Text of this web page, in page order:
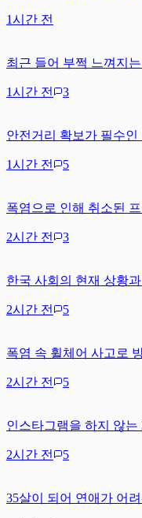
1시간 전
최근 들어 부쩍 느껴지
1시간 전 3
안전거리 확보가 필수인
1시간 전 5
폭염으로 인해 취소된
2시간 전 3
한국 사회의 현재 상황
2시간 전 5
폭염 속 휠체어 사고로
2시간 전 5
인스타그램을 하지 않는
2시간 전 5
35살이 되어 연애가 어